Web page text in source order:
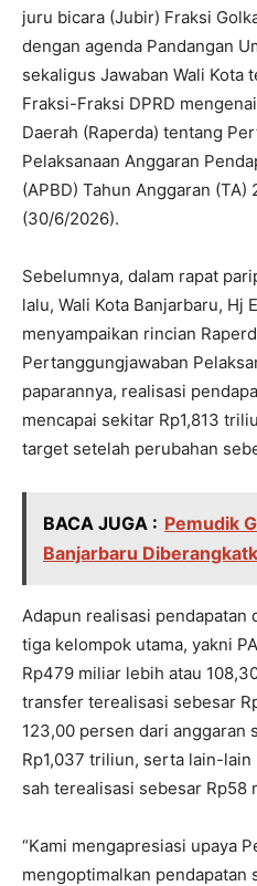
juru bicara (Jubir) Fraksi
dengan agenda Pandangan
sekaligus Jawaban Wali Kota
Fraksi-Fraksi DPRD
Daerah (Raperda) tentang
Pelaksanaan Anggaran
(APBD) Tahun Anggaran (TA)
(30/6/2026).
Sebelumnya, dalam rapat
lalu, Wali Kota Banjarbaru, Hj
menyampaikan rincian
Pertanggungjawaban
paparannya, realisasi
mencapai sekitar Rp1,813
target setelah perubahan
BACA JUGA : Pemudik
Banjarbaru
Adapun realisasi
tiga kelompok utama, yakni
Rp479 miliar lebih atau
transfer terealisasi sebesar
123,00 persen dari anggaran
Rp1,037 triliun, serta lain-lain
sah terealisasi sebesar Rp58
“Kami mengapresiasi upaya
mengoptimalkan pendapatan